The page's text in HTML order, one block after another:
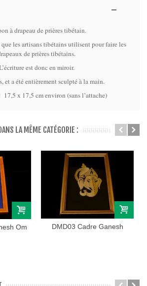
à drapeau de prières tibétain.
que les artisans tibétains utilisentpour faire les
de prières tibétains.
est donc en miroir.
et a été entièrement sculpté à la main.
17,5 x 17,5 cm environ (sans l’attache)
LA MÊME CATÉGORIE :
Om DMD03 Cadre Ganesh